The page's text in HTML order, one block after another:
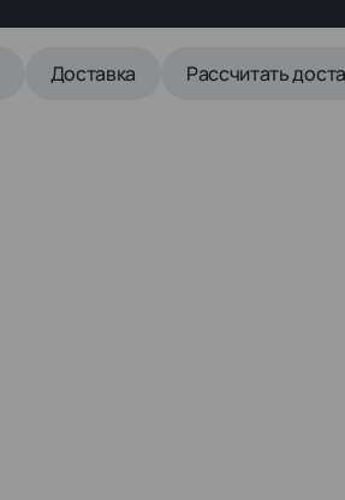
Доставка Рассчитать